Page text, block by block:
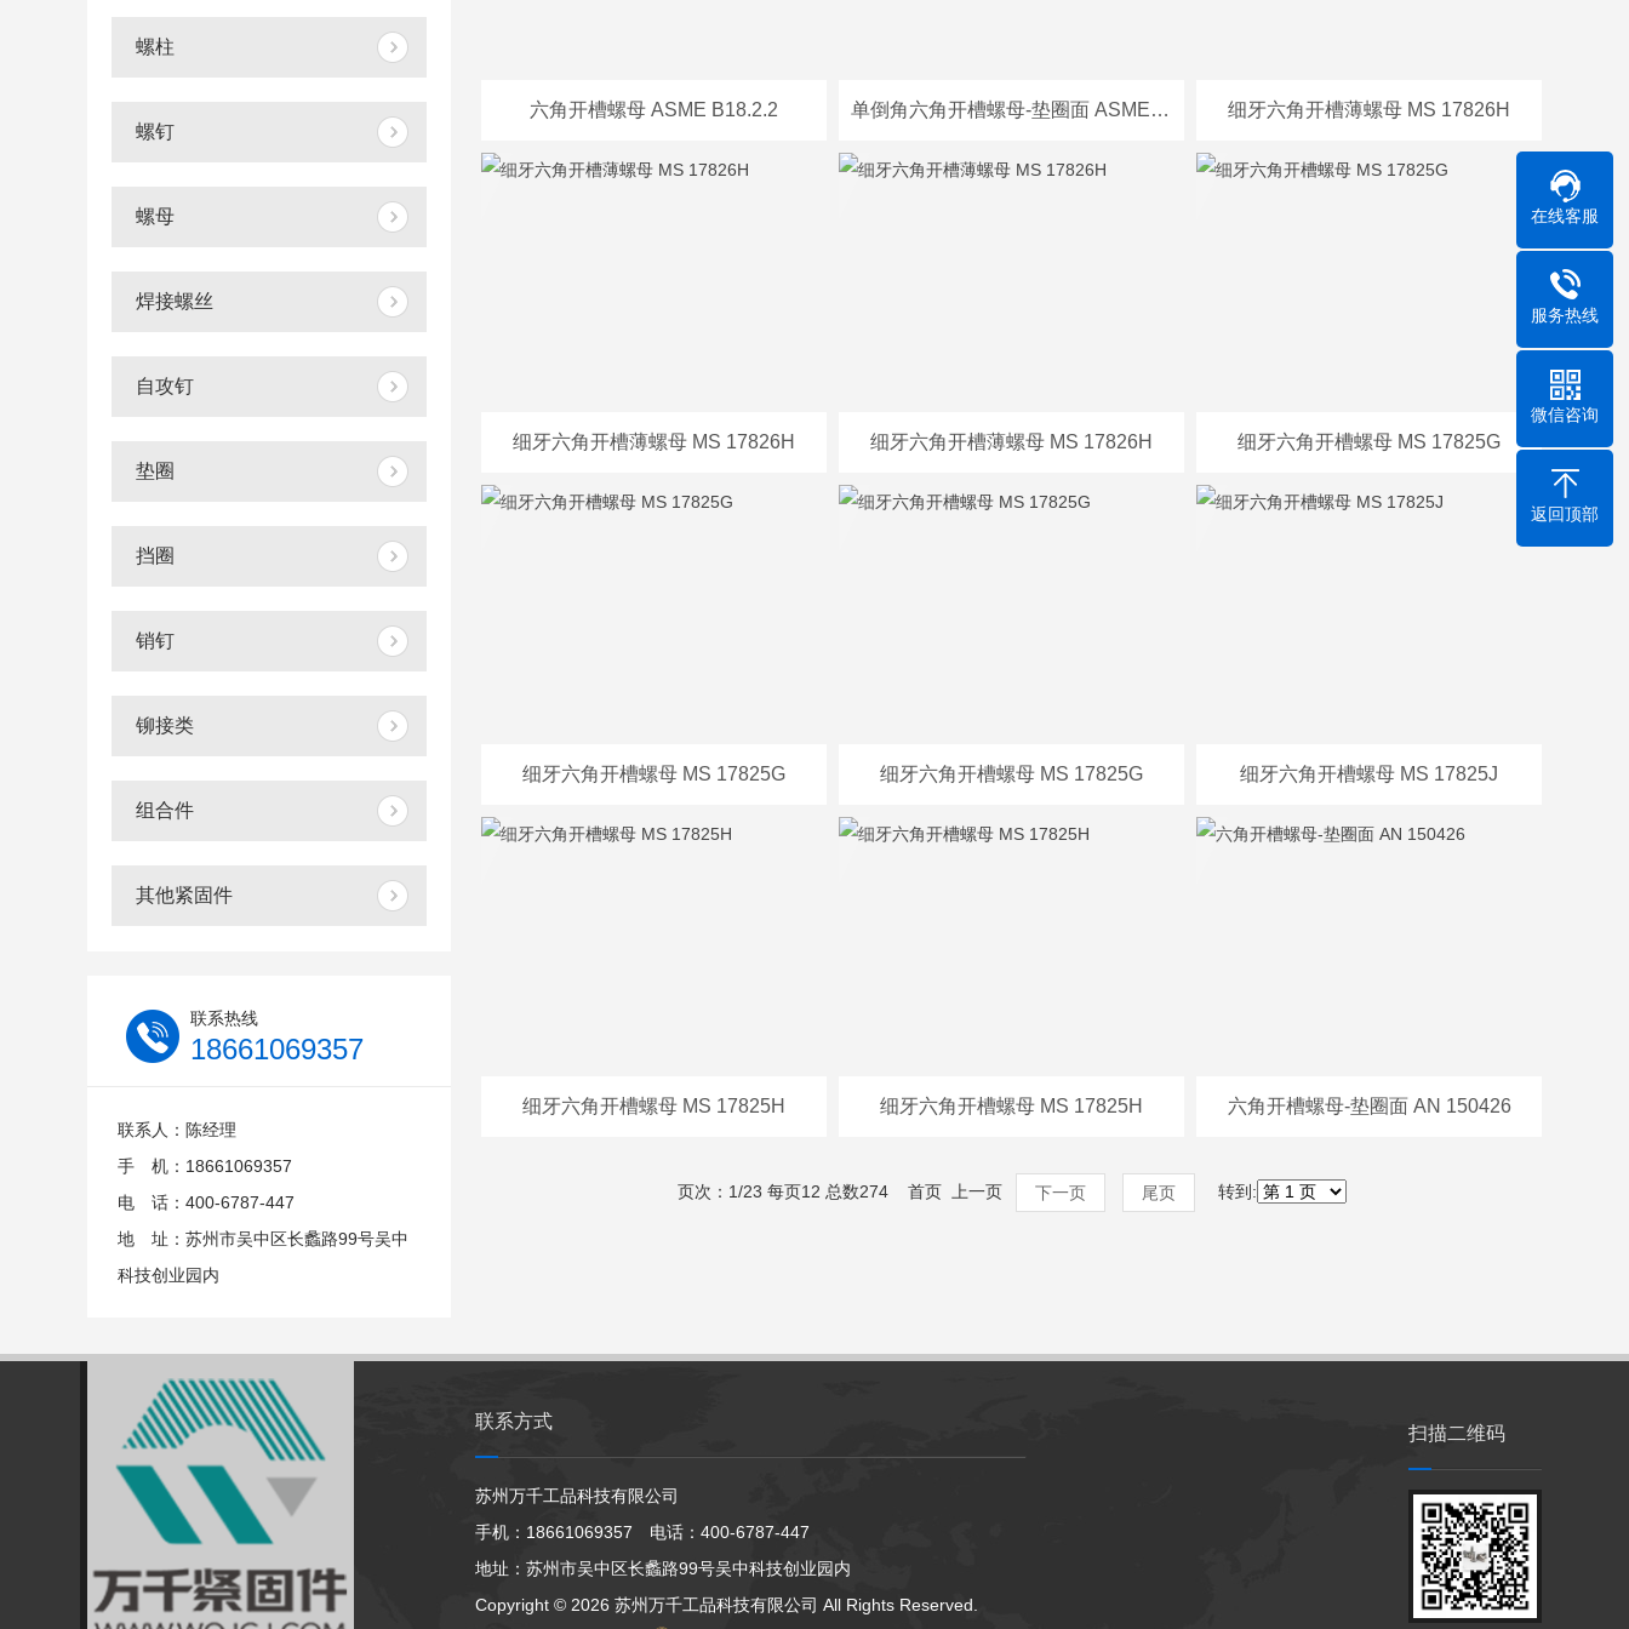
螺柱
螺钉
螺母
焊接螺丝
自攻钉
垫圈
挡圈
销钉
铆接类
组合件
其他紧固件
联系热线
18661069357
联系人：陈经理
手 机：18661069357
电 话：400-6787-447
地 址：苏州市吴中区长蠡路99号吴中
科技创业园内
六角开槽螺母 ASME B18.2.2 单倒角六角开槽螺母-垫圈面 ASME B18.2.2 细牙六角开槽薄螺母 MS 17826H
细牙六角开槽薄螺母 MS 17826H 细牙六角开槽薄螺母 MS 17826H 细牙六角开槽螺母 MS 17825G
细牙六角开槽螺母 MS 17825G 细牙六角开槽螺母 MS 17825G 细牙六角开槽螺母 MS 17825J
细牙六角开槽螺母 MS 17825H 细牙六角开槽螺母 MS 17825H 六角开槽螺母-垫圈面 AN 150426
页次：1/23 每页12 总数274 首页 上一页 下一页 尾页 转到:
联系方式
苏州万千工品科技有限公司
手机：18661069357 电话：400-6787-447
地址：苏州市吴中区长蠡路99号吴中科技创业园内
Copyright © 2026 苏州万千工品科技有限公司 All Rights Reserved.
扫描二维码
在线客服
服务热线
微信咨询
返回顶部
千